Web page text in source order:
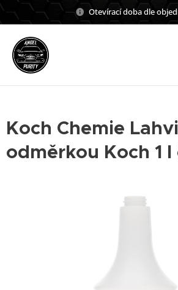
Otevírací doba dle
Koch Chemie
odměrkou Koch 1